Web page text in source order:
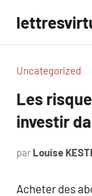
contenu
Uncategorized
Les
investir
par Louise
Acheter des